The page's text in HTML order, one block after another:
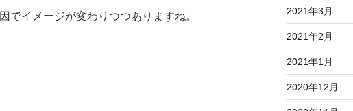
でイメージが変わりつつありますね。 2021年3月
2021年2月
2021年1月
2020年12月